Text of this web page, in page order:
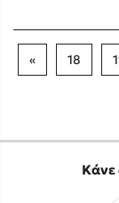
« 18
Κάνε